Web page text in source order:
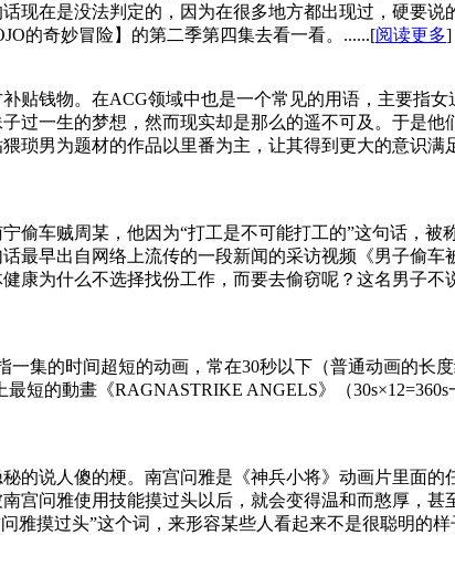
现在是没法判定的，因为在很多地方都出现过，硬要
的奇妙冒险】的第二季第四集去看一看。......[阅读更多]
贴钱物。在ACG领域中也是一个常见的用语，主要指
过一生的梦想，然而现实却是那么的遥不可及。于是
琐男为题材的作品以里番为主，让其得到更大的意识
偷车贼周某，他因为“打工是不可能打工的”这句话，
最早出自网络上流传的一段新闻的采访视频《男子偷
康为什么不选择找份工作，而要去偷窃呢？这名男子
集的时间超短的动画，常在30秒以下（普通动画的长
短的動畫《RAGNASTRIKE ANGELS》（
的说人傻的梗。南宫问雅是《神兵小将》动画片里面
宫问雅使用技能摸过头以后，就会变得温和而憨厚，
雅摸过头”这个词，来形容某些人看起来不是很聪明的